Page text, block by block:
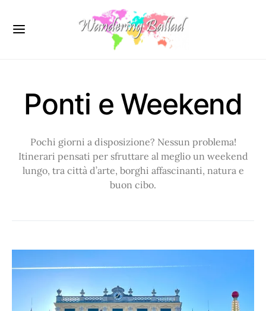
Ponti e Weekend
Pochi giorni a disposizione? Nessun problema!
Itinerari pensati per sfruttare al meglio un weekend
lungo, tra città d’arte, borghi affascinanti, natura e
buon cibo.